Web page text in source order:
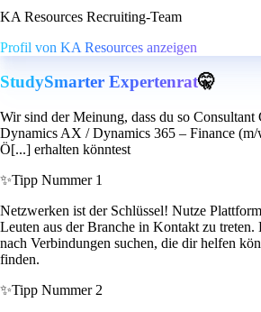
KA Resources Recruiting-Team
Profil von KA Resources anzeigen
StudySmarter Expertenrat🤫
Wir sind der Meinung, dass du so Consultant
Dynamics AX / Dynamics 365 – Finance
Ö[...] erhalten könntest
✨Tipp Nummer 1
Netzwerken ist der Schlüssel! Nutze
Leuten aus der Branche in Kontakt zu treten.
nach Verbindungen suchen, die dir helfen
finden.
✨Tipp Nummer 2